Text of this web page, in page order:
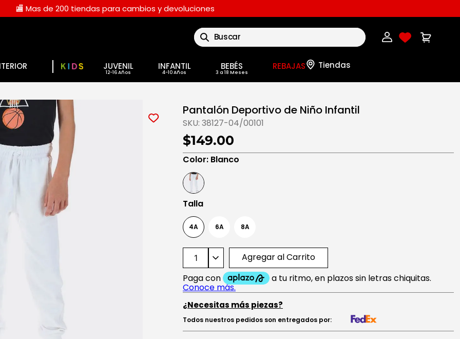
🏬 Mas de 200 tiendas para cambios y devoluciones
Buscar
JUVENIL INFANTIL BEBÉS REBAJAS
Pantalón Deportivo de Niño Infantil
SKU: 38127-04/00101
$149.00
Color: Blanco
Talla
4A 6A 8A
Agregar al Carrito
¿Necesitas más piezas?
Todos nuestros pedidos son entregados por: